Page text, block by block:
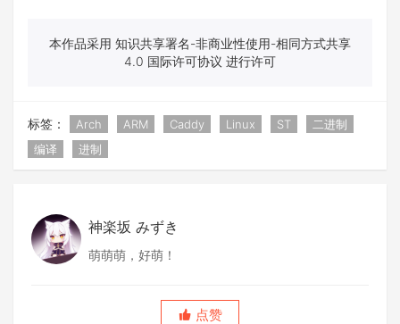
本作品采用 知识共享署名-非商业性使用-相同方式共享
4.0 国际许可协议 进行许可
标签： Arch ARM Caddy Linux ST
二进制
编译
进制
神楽坂 みずき
萌萌萌，好萌！
点赞